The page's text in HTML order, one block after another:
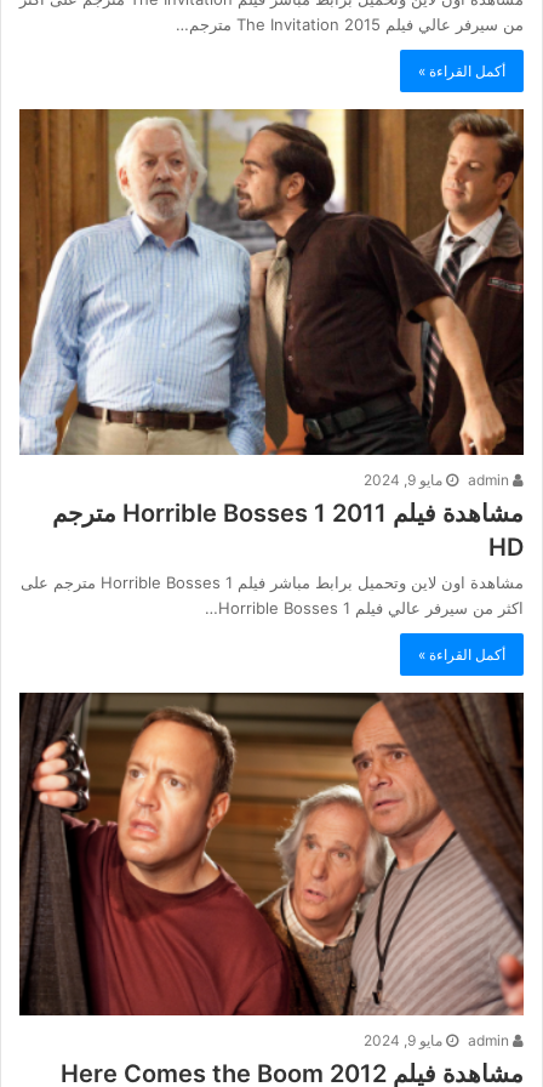
من سيرفر عالي فيلم The Invitation 2015 مترجم…
أكمل القراءة »
مايو 9, 2024
مشاهدة فيلم Horrible Bosses 1 2011 مترجم
HD
مشاهدة اون لاين وتحميل برابط مباشر فيلم Horrible Bosses 1 مترجم على
اكثر من سيرفر عالي فيلم Horrible Bosses 1…
أكمل القراءة »
مايو 9, 2024
مشاهدة فيلم Here Comes the Boom 2012